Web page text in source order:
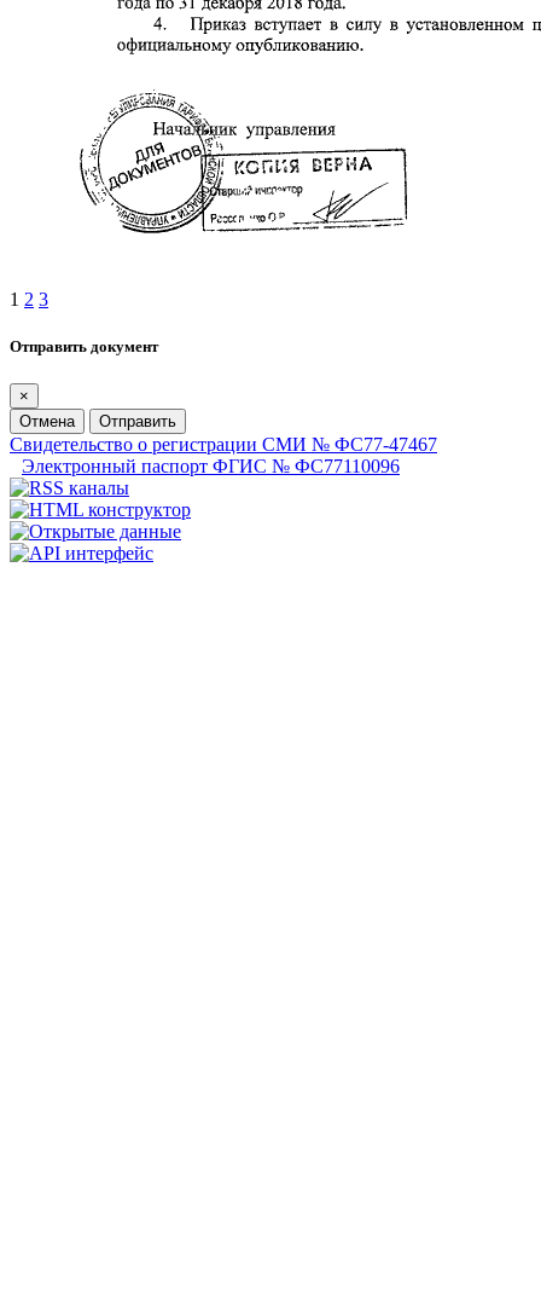
1 2 3
Отправить документ
×
Отмена
Отправить
Свидетельство о регистрации СМИ № ФС77-47467
Электронный паспорт ФГИС № ФС77110096